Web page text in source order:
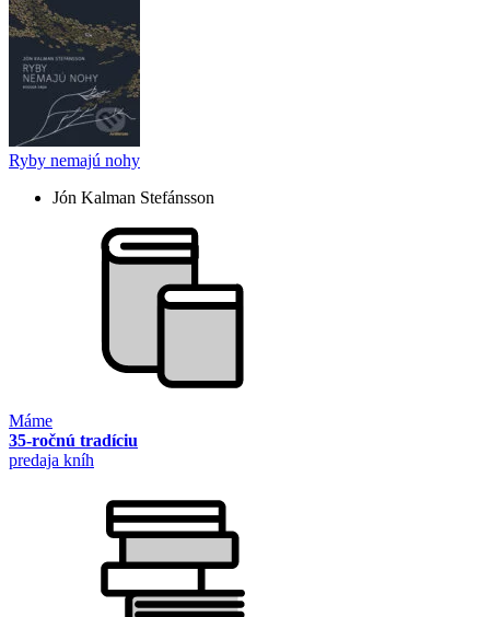
Ryby nemajú nohy
Jón Kalman Stefánsson
Máme
35-ročnú tradíciu
predaja kníh